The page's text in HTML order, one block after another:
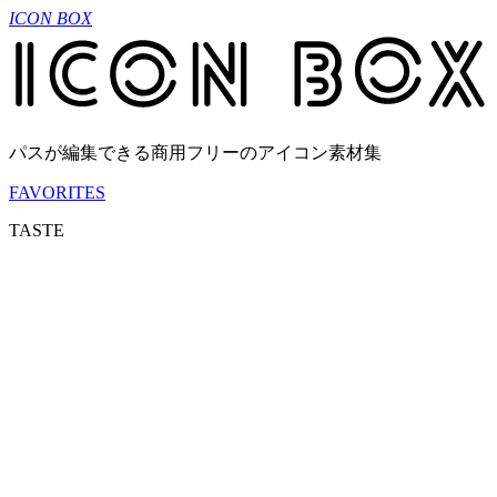
ICON BOX
パスが編集できる商用フリーのアイコン素材集
FAVORITES
TASTE